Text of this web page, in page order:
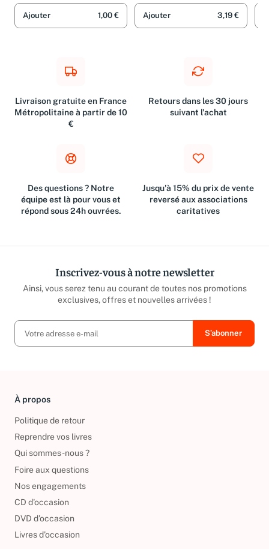
Ajouter 1,00 € Ajouter 3,19 €
Livraison gratuite en France
Métropolitaine à partir de 10
€
Retours dans les 30 jours
suivant l'achat
Des questions ? Notre
équipe est là pour vous et
répond sous 24h ouvrées.
Jusqu'à 15% du prix de vente
reversé aux associations
caritatives
Inscrivez-vous à notre newsletter
Ainsi, vous serez tenu au courant de toutes nos promotions
exclusives, offres et nouvelles arrivées !
À propos
Politique de retour
Reprendre vos livres
Qui sommes-nous ?
Foire aux questions
Nos engagements
CD d'occasion
DVD d'occasion
Livres d’occasion